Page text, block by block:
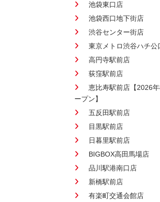
池袋東口店
池袋西口地下街店
渋谷センター街店
東京メトロ渋谷ハチ公
高円寺駅前店
荻窪駅前店
恵比寿駅前店【2026
ープン】
五反田駅前店
目黒駅前店
日暮里駅前店
BIGBOX高田馬場店
品川駅港南口店
新橋駅前店
有楽町交通会館店